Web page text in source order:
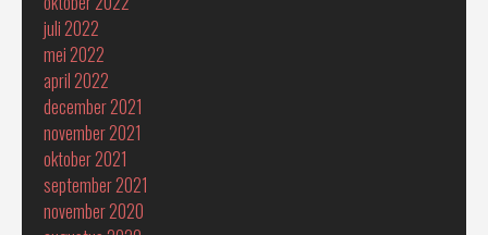
juli 2022
mei 2022
april 2022
december 2021
november 2021
oktober 2021
september 2021
november 2020